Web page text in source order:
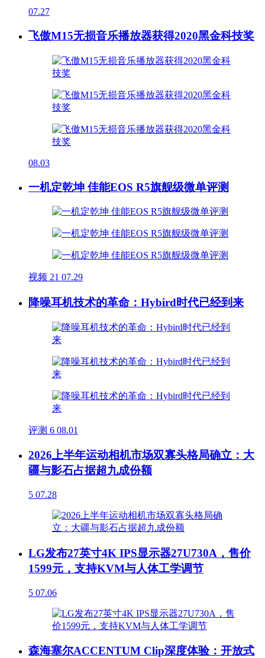
07.27
飞傲M15无损音乐播放器获得2020黑金科技奖
08.03
一机定乾坤 佳能EOS R5旗舰级微单评测
视频 21 07.29
降噪耳机技术的革命：Hybird时代已经到来
评测 6 08.01
2026上半年运动相机市场双寡头格局确立：大
疆与影石占据超九成份额
5 07.28
LG发布27英寸4K IPS显示器27U730A，售价
1599元，支持KVM与人体工学调节
5 07.06
森海塞尔ACCENTUM Clip深度体验：开放式